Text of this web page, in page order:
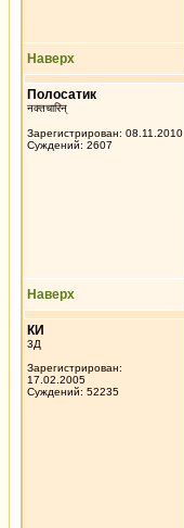
Наверх
Полосатик
नक्तचारिन्
Зарегистрирован: 08.11.2010
Суждений: 2607
Наверх
КИ
3Д
Зарегистрирован:
17.02.2005
Суждений: 52235